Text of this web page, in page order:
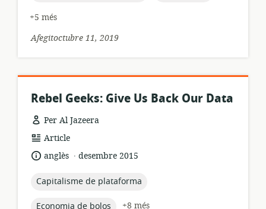
+5 més
Afegitoctubre 11, 2019
Rebel Geeks: Give Us Back Our Data
Per Al Jazeera
format
recursos:
Article
idioma:
anglès .
data
publicació:
desembre 2015
topic:
Capitalisme de plataforma
topic:
Economia de bolos +8 més